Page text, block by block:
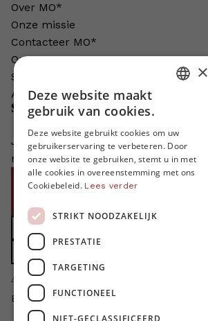
Over MO*
Onze missie
Contacteer MO*
Onze auteurs
Schrijven voor MO*?
Adverteren in MO*
Steun MO*
Je helpt ons groeien. MO* bestaat
niet zonder jouw steun!
Word proMO*
Doe een gift
Zet MO* in uw testament
4424
Bedankt voor jullie steun!
ENGLISH
×
Deze website maakt
gebruik van cookies.
Deze website gebruikt cookies om uw
gebruikerservaring te verbeteren. Door
onze website te gebruiken, stemt u in met
alle cookies in overeenstemming met ons
Cookiebeleid. Lees verder
STRIKT NOODZAKELIJK
PRESTATIE
TARGETING
FUNCTIONEEL
NIET-GECLASSIFICEERD